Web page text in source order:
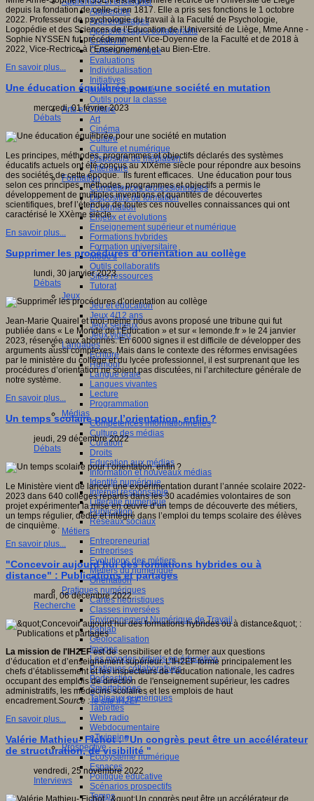
Apprendre
Apprentissages
Apprentissages collaboratifs
Créativité
Culture numérique
Evaluations
Individualisation
Initiatives
Interdisciplinarité
Outils pour la classe
Arts et Culture
Art
Cinéma
Culture
Culture et numérique
Dispositifs de médiation
Littérature
Formation
Compétences professionnelles
Dispositifs de formation
E- formation
Enjeux et évolutions
Enseignement supérieur et numérique
Formations hybrides
Formation universitaire
Mooc’s
Outils collaboratifs
Sites ressources
Tutorat
Jeux
Jeu et éducation
Jeux 4/12 ans
Jeux sérieux
Jeux vidéo
Langages
Ecriture
Humour
Langue orale
Langues vivantes
Lecture
Programmation
Médias
Compétences informationnelles
Culture des médias
Curation
Droits
Education aux médias
Information et nouveaux médias
Identité numérique
Internet responsable
Littératie numérique
Publication
Réseaux sociaux
Métiers
Entrepreneuriat
Entreprises
Evolutions des métiers
Métiers du numérique
Orientation
Pratiques numériques
Cartes heuristiques
Classes inversées
Environnement Numérique de Travail
Fablab
Géolocalisation
Images
Les mondes virtuels en éducation
Pratiques collaboratives
Podcasting
Smartphones
Tableaux numériques
Tablettes
Web radio
Webdocumentaire
eTwinning
Prospective
Ecosystème numérique
Espaces
Politique éducative
Scénarios prospectifs
Temps
depuis la fondation de celle-ci en 1817. Elle a pris ses fonctions le 1 octobre
2022. Professeur de psychologie du travail à la Faculté de Psychologie,
Logopédie et des Sciences de l’Education de l’Université de Liège, Mme Anne -
Sophie NYSSEN fut précédemment Vice-Doyenne de la Faculté et de 2018 à
2022, Vice-Rectrice à l’Enseignement et au Bien-Etre.
En savoir plus...
Une éducation équilibrée pour une société en mutation
mercredi, 01 février 2023
Débats
Les principes, méthodes, programmes et objectifs déclarés des systèmes
éducatifs actuels ont été conçus au XIXème siècle pour répondre aux besoins
des sociétés de cette époque. Ils furent efficaces. Une éducation pour tous
selon ces principes, méthodes, programmes et objectifs a permis le
développement de multiples inventions et quantités de découvertes
scientifiques, bref l’étendue de toutes ces nouvelles connaissances qui ont
caractérisé le XXème siècle.
En savoir plus...
Supprimer les procédures d’orientation au collège
lundi, 30 janvier 2023
Débats
Jean-Marie Quairel et moi-même nous avons proposé une tribune qui fut
publiée dans « Le Monde de l’Éducation » et sur « lemonde.fr » le 24 janvier
2023, réservée aux abonnés. En 6000 signes il est difficile de développer des
arguments aussi complexes. Mais dans le contexte des réformes envisagées
par le ministère du collège et du lycée professionnel, il est surprenant que les
procédures d’orientation ne soient pas discutées, ni l’architecture générale de
notre système.
En savoir plus...
Un temps scolaire pour l’orientation, enfin ?
jeudi, 29 décembre 2022
Débats
Le Ministère vient de lancer une expérimentation durant l’année scolaire 2022-
2023 dans 640 collèges répartis dans les 30 académies volontaires de son
projet expérimenter la mise en œuvre d’un temps de découverte des métiers,
un temps régulier, dédié et intégré dans l’emploi du temps scolaire des élèves
de cinquième.
En savoir plus...
"Concevoir aujourd’hui des formations hybrides ou à
distance" : Publications et partages
mardi, 06 décembre 2022
Recherche
La mission de l'IH2EFest de sensibiliser et de former aux questions
d’éducation et d’enseignement supérieur. L’IH2EF forme principalement les
chefs d’établissement et les inspecteurs de l’éducation nationale, les cadres
occupant des emplois de direction de l'enseignement supérieur, les cadres
administratifs, les médecins scolaires et les emplois de haut
encadrement.Source :le site IH2EF
En savoir plus...
Valérie Mathieu- Fichot : "Un congrès peut être un accélérateur
de structuration, de visibilité "
vendredi, 25 novembre 2022
Interviews